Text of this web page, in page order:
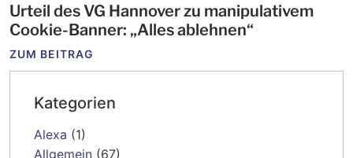
Urteil des VG Hannover zu manipulativem
Cookie-Banner: „Alles ablehnen“
ZUM BEITRAG
Kategorien
Alexa (1)
Allgemein (67)